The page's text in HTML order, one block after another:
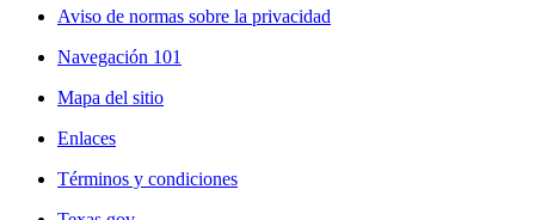
Aviso de normas sobre la privacidad
Navegación 101
Mapa del sitio
Enlaces
Términos y condiciones